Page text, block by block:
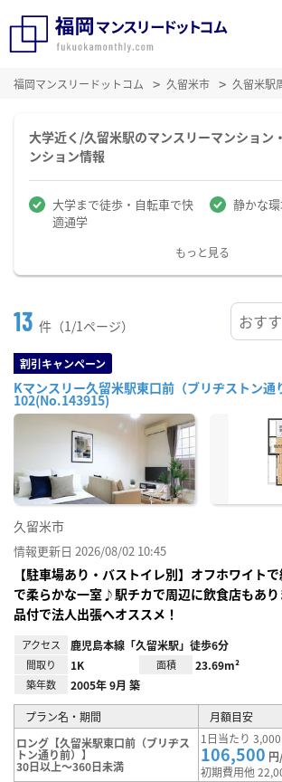
福岡マンスリードットコム 久留米市 久留米駅
大学近く/久留米駅のマンスリーマンション
ンション情報
大学まで徒歩・自転車で快
適通学
静かな
もっと見る
13 件（1/1ページ）
割引キャンペーン
Kマンスリー久留米駅東口前（ブリヂストン通
102(No.143915)
久留米市
情報更新日 2026/08/02 10:45
【駐車場あり・バストイレ別】オフホワイト
で柔らかな一室♪駅チカで周辺に飲食店もあ
品付で法人出張へオススメ！
アクセス 鹿児島本線「久留米駅」徒歩6分
間取り 1K 面積 23.69m²
築年数 2005年 9月 築
プラン名・期間
月額目安
ロング【久留米駅東口前（ブリヂス
トン通り前）】
30日以上～360日未満
1日当たり
106,500
初期費用他